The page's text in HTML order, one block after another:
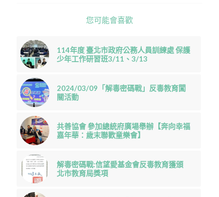
您可能會喜歡
114年度 臺北市政府公務人員訓練處 保護
少年工作研習班3/11、3/13
2024/03/09「解毒密碼戰」反毒教育闖
關活動
共善協會 參加總統府廣場舉辦【奔向幸福
嘉年華：歲末聯歡童樂會】
解毒密碼戰:信望愛基金會反毒教育獲頒
北市教育局獎項